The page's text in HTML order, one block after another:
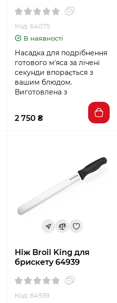
Код: 64075
В наявності
Насадка для подрібнення
готового м'яса за лічені
секунди впорається з
вашим блюдом.
Виготовлена з
2 750 ₴
Ніж Broil King для
брискету 64939
Код: 64939